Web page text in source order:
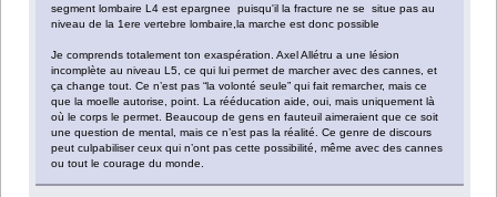
segment lombaire L4 est epargnee puisqu'il la fracture ne se situe pas au
niveau de la 1ere vertebre lombaire,la marche est donc possible
Je comprends totalement ton exaspération. Axel Allétru a une lésion
incomplète au niveau L5, ce qui lui permet de marcher avec des cannes, et
ça change tout. Ce n’est pas “la volonté seule” qui fait remarcher, mais ce
que la moelle autorise, point. La rééducation aide, oui, mais uniquement là
où le corps le permet. Beaucoup de gens en fauteuil aimeraient que ce soit
une question de mental, mais ce n’est pas la réalité. Ce genre de discours
peut culpabiliser ceux qui n’ont pas cette possibilité, même avec des cannes
ou tout le courage du monde.